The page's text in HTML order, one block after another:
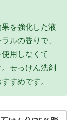
を強化した液
ルの香りで、
用しなくて
せっけん洗剤
すめです。